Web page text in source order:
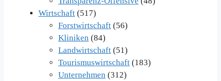
Wirtschaft (517)
Forstwirtschaft (56)
Kliniken (84)
Landwirtschaft (51)
Tourismuswirtschaft (183)
Unternehmen (312)